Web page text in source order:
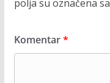
polja su označena sa
Komentar*